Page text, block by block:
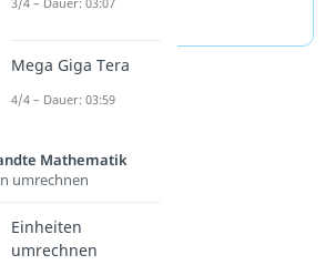
Beitrag dazu
Mega Giga Tera
4/4 – Dauer: 03:59
Mathematik
umrechnen
Einheiten
umrechnen